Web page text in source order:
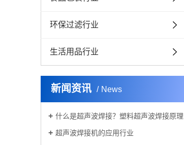
环保过滤行业
生活用品行业
新闻资讯 News
什么是超声波焊接？塑料超声波焊接原理
超声波焊接机的应用行业